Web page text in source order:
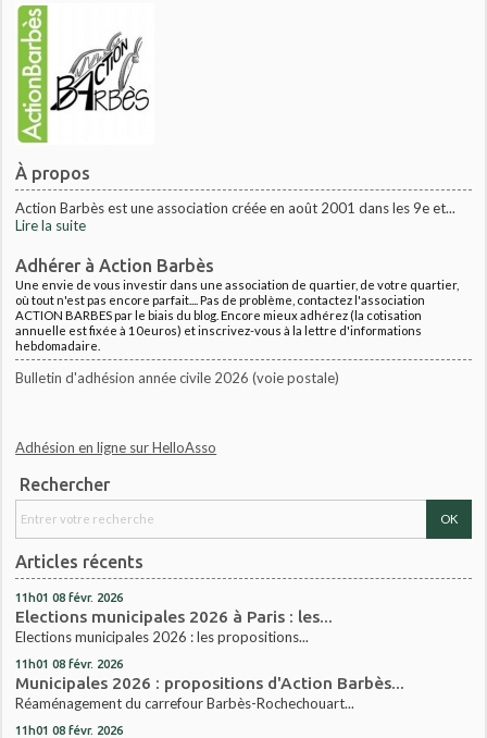
À propos
Action Barbès est une association créée en août 2001 dans les 9e et...
Lire la suite
Adhérer à Action Barbès
Une envie de vous investir dans une association de quartier, de votre quartier,
où tout n'est pas encore parfait.... Pas de problème, contactez l'association
ACTION BARBES par le biais du blog. Encore mieux adhérez (la cotisation
annuelle est fixée à 10euros) et inscrivez-vous à la lettre d'informations
hebdomadaire.
Bulletin d'adhésion année civile 2026 (voie postale)
Adhésion en ligne sur HelloAsso
Rechercher
Articles récents
11h01 08 févr. 2026
Elections municipales 2026 à Paris : les...
Elections municipales 2026 : les propositions...
11h01 08 févr. 2026
Municipales 2026 : propositions d'Action Barbès...
Réaménagement du carrefour Barbès-Rochechouart...
11h01 08 févr. 2026